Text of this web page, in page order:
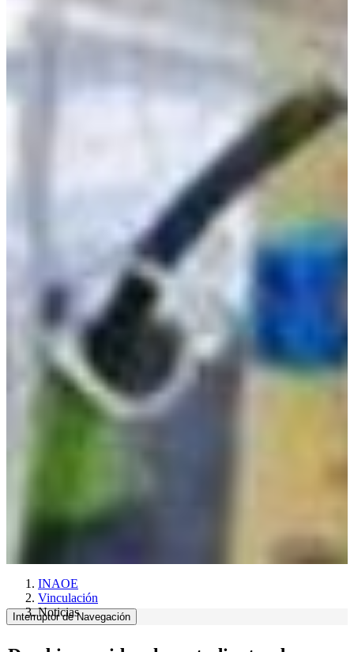
INAOE
Vinculación
Noticias
Interruptor de Navegación